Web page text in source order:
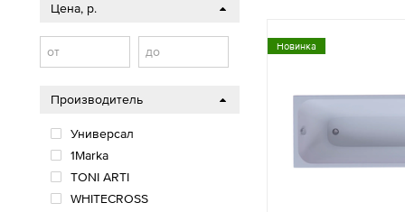
Новинка
Цена, р.
от до
Производитель
Универсал
1Marka
TONI ARTI
WHITECROSS